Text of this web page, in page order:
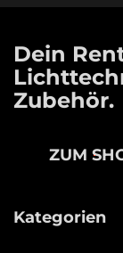
Dein
Zubehör.
ZUM
Kategorien